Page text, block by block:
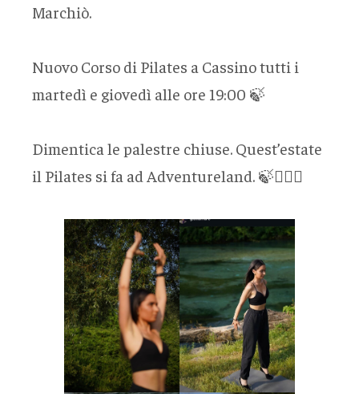
Marchiò.
Nuovo Corso di Pilates a Cassino tutti i
martedì e giovedì alle ore 19:00 🍃
Dimentica le palestre chiuse. Quest’estate
il Pilates si fa ad Adventureland. 🍃🧘🏼‍♀️